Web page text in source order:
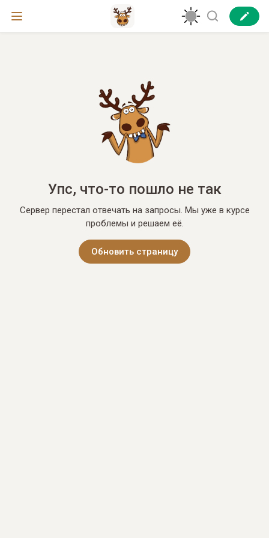
Упс, что-то пошло не так
Сервер перестал отвечать на запросы. Мы уже в курсе
проблемы и решаем её.
Обновить страницу